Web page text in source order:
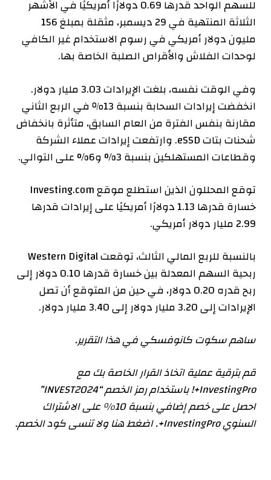
للسهم الواحد قدرها 0.69 دولارًا أمريكيًا في الأشهر
الثلاثة المنتهية في 29 ديسمبر، مثقلة بمبلغ 156
مليون دولار أمريكي في رسوم الاستخدام غير الكافي
لوحدات الفلاش والأقراص الصلبة الخاصة بها.
وفي الوقت نفسه، بلغت الإيرادات 3.03 مليار دولار.
انخفضت إيرادات السحابة بنسبة 13٪ في الربع الثاني
مقارنة بنفس الفترة من العام السابق، متأثرة بانخفاض
شحنات بتات eSSD. وارتفعت إيرادات عملاء الشركة
وقطاعات المستهلكين بنسبة 3% و6% على التوالي.
توقع المحللون الذين استطلع موقع Investing.com
خسارة قدرها 1.13 دولارًا أمريكيًا على إيرادات قدرها
2.99 مليار دولار أمريكي.
بالنسبة للربع المالي الثالث، توقعت Western Digital
ربحية السهم المعدلة بين خسارة قدرها 0.10 دولار إلى
ربح قدره 0.20 دولار، في حين من المتوقع أن تصل
الإيرادات إلى 3.20 مليار دولار إلى 3.40 مليار دولار.
ساهم سكوت كانوفسكي في هذا التقرير.
قم بترقية عملية اتخاذ القرار الخاصة بك مع
InvestingPro+! باستخدام رمز الخصم “INVEST2024”
احصل على خصم إضافي بنسبة 10% على الاشتراك
السنوي InvestingPro+. اضغط هنا ولا تنسى كود الخصم.